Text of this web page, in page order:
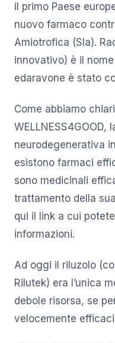
il primo Paese
nuovo farmaco
Amiotrofica (Sla).
innovativo) è il
edaravone è stato
Come abbiamo
WELLNESS4GOOD,
neurodegenerativa
esistono farmaci
sono medicinali
trattamento della
qui il link a cui
informazioni.
Ad oggi il riluzolo
Rilutek) era l’unica
debole risorsa, se
velocemente